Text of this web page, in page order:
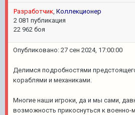
Разработчик, Коллекционер
2 081 публикация
22 962 боя
Опубликовано: 27 сен 2024, 17:00:00
Делимся подробностями
кораблями и механиками.
Многие наши игроки, да и мы сами,
возможность прикоснуться к военно-